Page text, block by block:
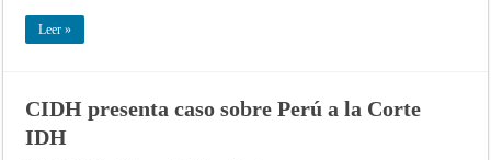
Leer »
CIDH presenta caso sobre Perú a la Corte
IDH